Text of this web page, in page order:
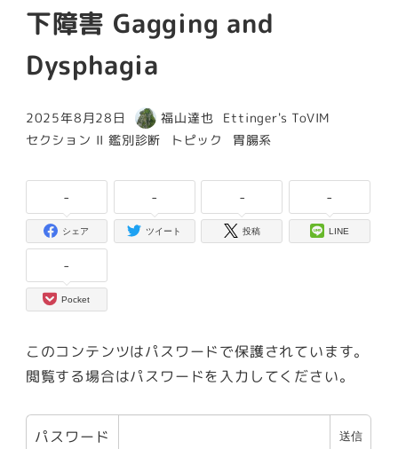
下障害 Gagging and
Dysphagia
投稿日
2025年8月28日
著
者
福山達也 カテゴリー
Ettinger's ToVIM
カテゴリー
セクション II 鑑別診断 カテゴリー
トピック カテゴリー
胃腸系
-
シェア
-
ツイート
-
投稿
-
LINE
-
Pocket
このコンテンツはパスワードで保護されています。
閲覧する場合はパスワードを入力してください。
パスワード